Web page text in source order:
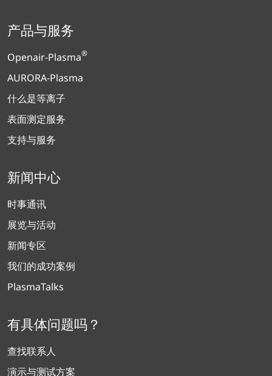
产品与服务
Openair-Plasma®
AURORA-Plasma
什么是等离子
表面测定服务
支持与服务
新闻中心
时事通讯
展览与活动
新闻专区
我们的成功案例
PlasmaTalks
有具体问题吗？
查找联系人
演示与测试方案